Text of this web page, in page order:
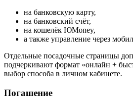
на банковскую карту,
на банковский счёт,
на кошелёк ЮMoney,
а также управление через
Отдельные посадочные страницы
подчеркивают формат «онлайн +
выбор способа в личном кабинете.
Погашение